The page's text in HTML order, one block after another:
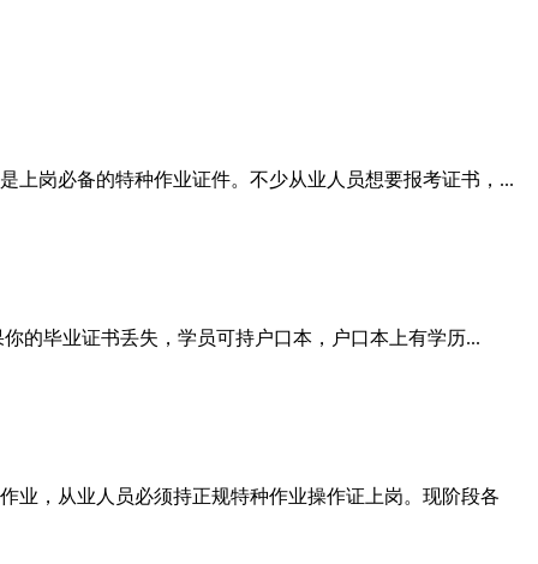
上岗必备的特种作业证件。不少从业人员想要报考证书，...
的毕业证书丢失，学员可持户口本，户口本上有学历...
业，从业人员必须持正规特种作业操作证上岗。现阶段各